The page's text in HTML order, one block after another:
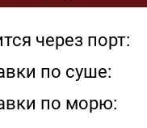
через порт:
по суше:
по морю: